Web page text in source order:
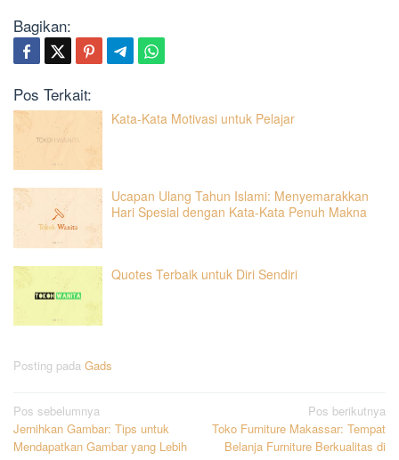
Bagikan:
Pos Terkait:
Kata-Kata Motivasi untuk Pelajar
Ucapan Ulang Tahun Islami: Menyemarakkan
Hari Spesial dengan Kata-Kata Penuh Makna
Quotes Terbaik untuk Diri Sendiri
Posting pada Gads
Navigasi
pos
Pos sebelumnya
Jernihkan Gambar: Tips untuk
Mendapatkan Gambar yang Lebih
Pos berikutnya
Toko Furniture Makassar: Tempat
Belanja Furniture Berkualitas di